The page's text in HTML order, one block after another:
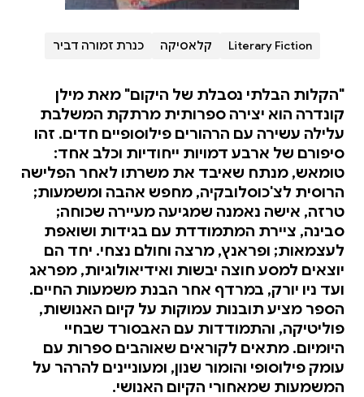
Literary Fiction קלאסיקה כנרת זמורה דביר
"הקלות הבלתי נסבלת של היקום" מאת מילן
קונדרה הוא יצירה ספרותית מרתקת המשלבת
עלילה עשירה עם הרהורים פילוסופיים חדים. זהו
סיפורם של ארבע דמויות ייחודיות וכלב אחד:
טומאש, מנתח שאיבד את משרתו לאחר הפלישה
הרוסית לצ'כוסלובקיה, מחפש אהבה ומשמעות;
טרזה, אישה נאמנה שמגיעה מעיירה שכוחה;
סבינה, ציירת המתמודדת עם בגידות ושואפת
לעצמאות; ופראנץ, מרצה וחולם נצחי. יחד הם
יוצאים למסע חוצה יבשות ואידיאולוגיות, מפראג
ועד ניו יורק, במרדף אחר הבנת משמעות החיים.
הספר מציע תובנות עמוקות על קיום האנושות,
פוליטיקה, והתמודדות עם האבסורד שבחיי
היומיום. מתאים לקוראים שאוהבים ספרות עם
עומק פילוסופי והומור שנון, ומעוניינים להרהר על
המשמעות שמאחורי הקיום האנושי.